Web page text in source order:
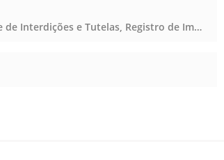
Notas, Protesto de Títulos, Registro Civil das Pessoas Naturais e de Interdições e Tutelas, Registro de Imóveis, Registro de Títulos e Documentos e Civis das Pessoas Jurídicas, Notas, Protesto de Títulos, Registro Civil das Pessoas Naturais e de Interdições e Tutelas, Registro de Imóveis, Registro de Títulos e Documentos e Civis das Pessoas Jurídicas, Notas, Protesto de Títulos, Registro Civil das Pessoas Naturais e de Interdições e Tutelas, Registro de Imóveis, Registro de Títulos e Documentos e Civis das Pessoas Jurídicas